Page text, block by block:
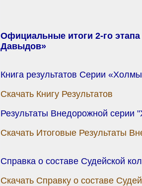
Официальные итоги 2-го
Давыдов»
Книга результатов Серии
Скачать Книгу Результатов
Результаты Внедорожной серии
Скачать Итоговые Результаты
Справка о составе Судейской
Скачать Справку о составе